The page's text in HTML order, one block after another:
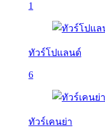
1
ทัวร์โปแลนด์
6
ทัวร์เคนย่า